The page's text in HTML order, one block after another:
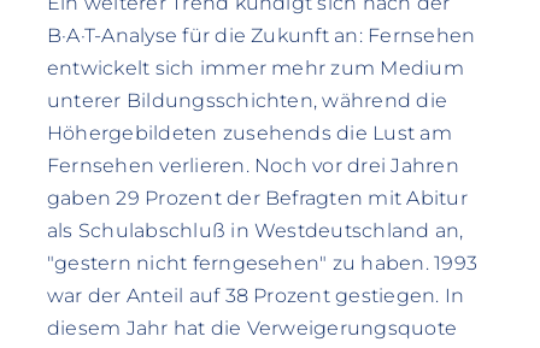
B·A·T-Analyse für die Zukunft an: Fernsehen
entwickelt sich immer mehr zum Medium
unterer Bildungsschichten, während die
Höhergebildeten zusehends die Lust am
Fernsehen verlieren. Noch vor drei Jahren
gaben 29 Prozent der Befragten mit Abitur
als Schulabschluß in Westdeutschland an,
"gestern nicht ferngesehen" zu haben. 1993
war der Anteil auf 38 Prozent gestiegen. In
diesem Jahr hat die Verweigerungsquote